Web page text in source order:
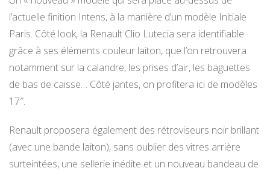
l’actuelle finition Intens, à la manière d’un modèle Initiale
Paris. Côté look, la Renault Clio Lutecia sera identifiable
grâce à ses éléments couleur laiton, que l’on retrouvera
notamment sur la calandre, les prises d’air, les baguettes
de bas de caisse… Côté jantes, on profitera ici de modèles
17″.
Renault proposera également des rétroviseurs noir brillant
(avec une bande laiton), sans oublier des vitres arrière
surteintées, une sellerie inédite et un nouveau bandeau de